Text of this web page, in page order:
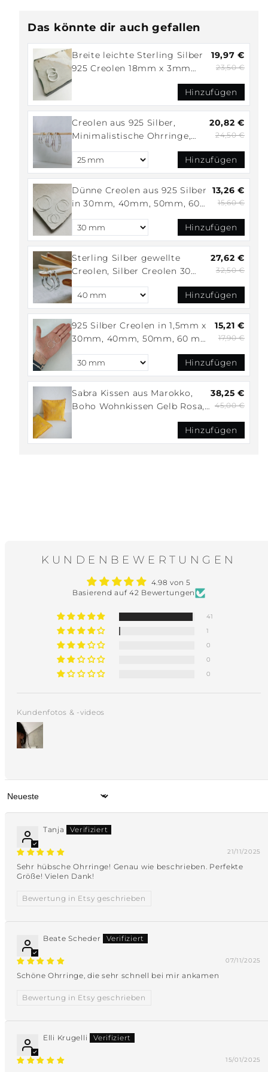
Das könnte dir auch gefallen
Breite leichte Sterling Silber
925 Creolen 18mm x 3mm
Minimalistisch, Gypsy Hippie
Stil, Silbercreolen, Hoops
19,97 €
23,50 €
Hinzufügen
Creolen aus 925 Silber,
Minimalistische Ohrringe,
30, 40 oder 50 mm
20,82 €
24,50 €
Hinzufügen
Dünne Creolen aus 925 Silber
in 30mm, 40mm, 50mm, 60
Silber Ohrringe fein und leicht
13,26 €
15,60 €
Hinzufügen
Sterling Silber gewellte
Creolen, Silber Creolen 30
Minimalistische Creolen 925
Silber
27,62 €
32,50 €
Hinzufügen
925 Silber Creolen in 1,5mm x
30mm, 40mm, 50mm, 60 mm,
15,21 €
17,90 €
Hinzufügen
Sabra Kissen aus Marokko,
Boho Wohnkissen Gelb Rosa,
Silk Cushion Cover – Golden
Mustard Yellow
38,25 €
45,00 €
Hinzufügen
KUNDENBEWERTUNGEN
4.98 von 5
Basierend auf 42 Bewertungen
41
1
0
0
0
Kundenfotos & -videos
Sort by
Tanja
21/11/2025
Sehr hübsche Ohrringe! Genau wie beschrieben. Perfekte
Größe! Vielen Dank!
Bewertung in Etsy geschrieben
Beate Scheder
07/11/2025
Schöne Ohrringe, die sehr schnell bei mir ankamen
Bewertung in Etsy geschrieben
Elli Krugelli
15/01/2025